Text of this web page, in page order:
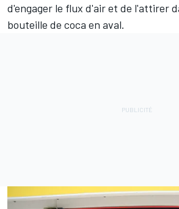
d'engager le flux d'air et de l'attirer
bouteille de coca en aval.